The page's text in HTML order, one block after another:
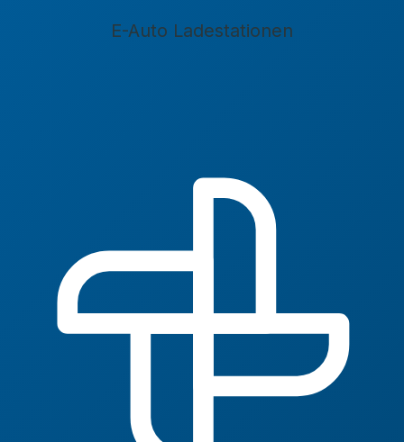
E-Auto Ladestationen